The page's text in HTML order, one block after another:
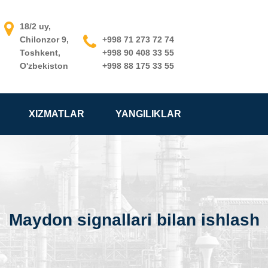
18/2 uy,
Chilonzor 9,
Toshkent,
O'zbekiston
+998 71 273 72 74
+998 90 408 33 55
+998 88 175 33 55
XIZMATLAR YANGILIKLAR
Maydon signallari bilan ishlash